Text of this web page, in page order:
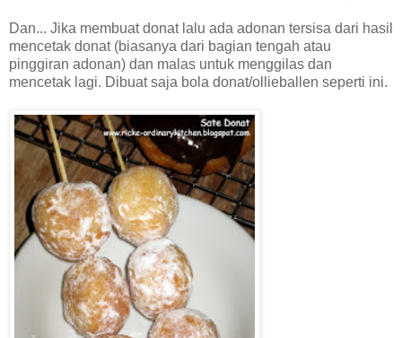
Dan... Jika membuat donat lalu ada adonan tersisa dari hasil
mencetak donat (biasanya dari bagian tengah atau
pinggiran adonan) dan malas untuk menggilas dan
mencetak lagi. Dibuat saja bola donat/ollieballen seperti ini.